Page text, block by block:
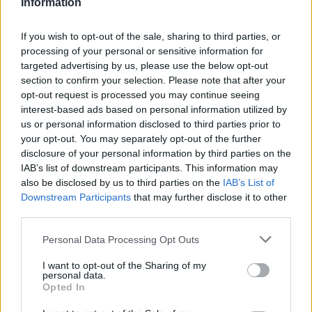
Information
If you wish to opt-out of the sale, sharing to third parties, or
processing of your personal or sensitive information for
targeted advertising by us, please use the below opt-out
section to confirm your selection. Please note that after your
opt-out request is processed you may continue seeing
interest-based ads based on personal information utilized by
us or personal information disclosed to third parties prior to
your opt-out. You may separately opt-out of the further
disclosure of your personal information by third parties on the
IAB’s list of downstream participants. This information may
also be disclosed by us to third parties on the IAB’s List of
Downstream Participants that may further disclose it to other
Personal Data Processing Opt Outs
I want to opt-out of the Sharing of my
personal data.
Opted In
underground διασταυρώνουν τις εμπειρίες τους σε
ευφορικά ψυχεδελικά μάντρα με φόντο τις
πυραμίδες της Γκίζας. Πολύπειροι μουσικοί, ο
καθένας με μεγάλη και ξεχωριστή προσωπική
διαδρομή στο απέραντο τοπίο του underground, ο
Αμερικανός Alan Bishop, ο Καναδός Sam Shalabi και
ο Αιγύπτιος Maurice Louca συναντήθηκαν στην ίδια
πολυκατοικία της συνοικίας της Ανατολικής
Αγκούζα στο Κάιρο, όπου και ζουν μόνιμα τα
τελευταία χρόνια. Τα νυχτερινά τους jam sessions
ένστικτα αφήνονται ελεύθερα να ξετυλίξουν τον
εύπλαστο ήχο των Dwarfs of East Agouza.
Με δεδομένη την κοινή τους αγάπη για τη μουσική